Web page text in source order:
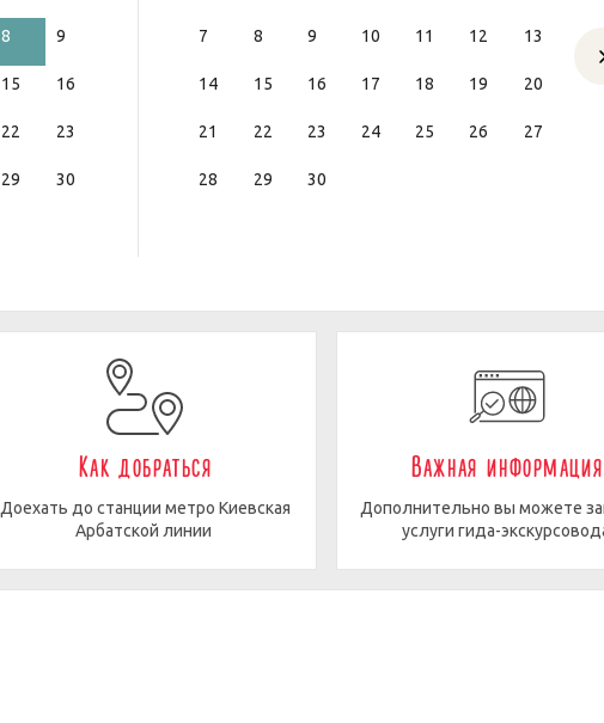
8 9
15 16
22 23
29 30
7 8 9 10 11 12 13
14 15 16 17 18 19 20
21 22 23 24 25 26 27
28 29 30
Как добраться
Доехать до станции метро Киевская
Арбатской линии
Важная информация
Дополнительно вы можете
услуги гида-